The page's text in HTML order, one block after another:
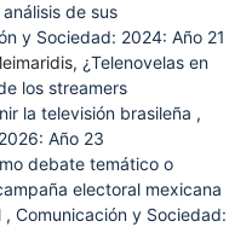
de sus
y Sociedad: 2024: Año 21
¿Telenovelas en
los streamers
la televisión brasileña ,
Año 23
debate temático o
electoral mexicana
, Comunicación y Sociedad: